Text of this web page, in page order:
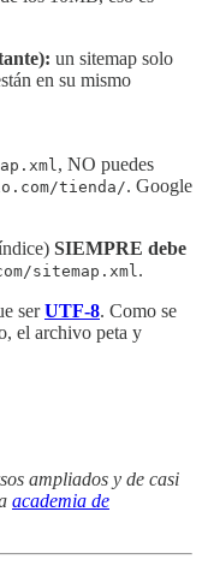
un sitemap solo
en su mismo
, NO puedes
tienda/. Google
SIEMPRE debe
sitemap.xml .
serUTF-8. Como se
el archivo peta y
ampliados y de casi
academia de